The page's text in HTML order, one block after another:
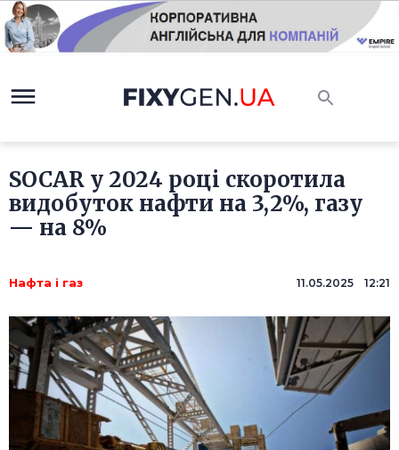
SOCAR у 2024 році скоротила
видобуток нафти на 3,2%, газу
— на 8%
Нафта і газ 11.05.2025 12:21